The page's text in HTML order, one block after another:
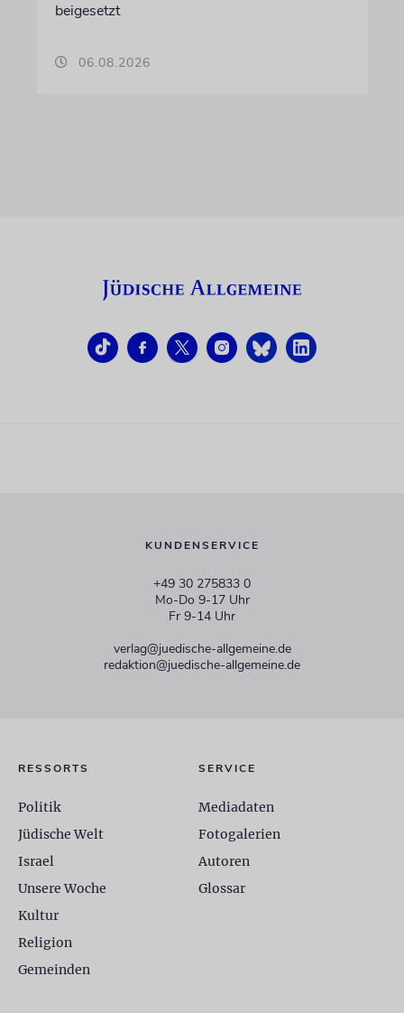
beigesetzt
06.08.2026
KUNDENSERVICE
+49 30 275833 0
Mo-Do 9-17 Uhr
Fr 9-14 Uhr
verlag@juedische-allgemeine.de
redaktion@juedische-allgemeine.de
RESSORTS
Politik
Jüdische Welt
Israel
Unsere Woche
Kultur
Religion
Gemeinden
SERVICE
Mediadaten
Fotogalerien
Autoren
Glossar